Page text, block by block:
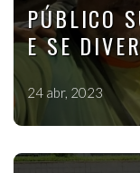
PÚBLICO
E SE
24 abr, 2023